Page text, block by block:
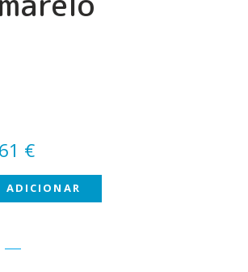
€.
€O
preço
atual
ADICIONAR